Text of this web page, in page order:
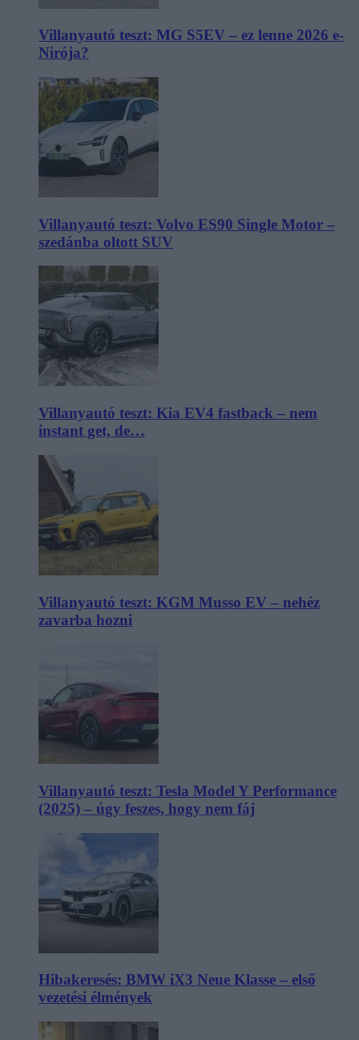
Villanyautó teszt: MG S5EV – ez lenne 2026 e-
Nirója?
Villanyautó teszt: Volvo ES90 Single Motor –
szedánba oltott SUV
Villanyautó teszt: Kia EV4 fastback – nem
instant get, de…
Villanyautó teszt: KGM Musso EV – nehéz
zavarba hozni
Villanyautó teszt: Tesla Model Y Performance
(2025) – úgy feszes, hogy nem fáj
Hibakeresés: BMW iX3 Neue Klasse – első
vezetési élmények